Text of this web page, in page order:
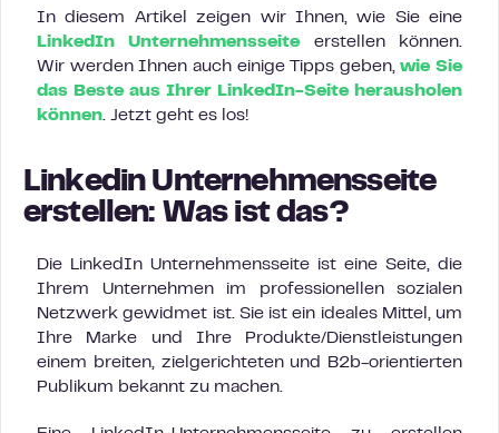
In diesem Artikel zeigen wir Ihnen, wie Sie eine
LinkedIn Unternehmensseite erstellen können.
Wir werden Ihnen auch einige Tipps geben,wie Sie
das Beste aus Ihrer LinkedIn-Seite herausholen
können. Jetzt geht es los!
Linkedin Unternehmensseite
erstellen: Was ist das?
Die LinkedIn Unternehmensseite ist eine Seite, die
Ihrem Unternehmen im professionellen sozialen
Netzwerk gewidmet ist. Sie ist ein ideales Mittel, um
Ihre Marke und Ihre Produkte/Dienstleistungen
einem breiten, zielgerichteten und B2b-orientierten
Publikum bekannt zu machen.